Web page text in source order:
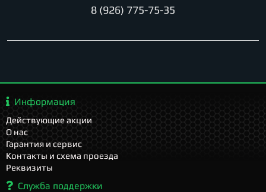
8 (926) 775-75-35
Информация
Действующие акции
О нас
Гарантия и сервис
Контакты и схема проезда
Реквизиты
Служба поддержки